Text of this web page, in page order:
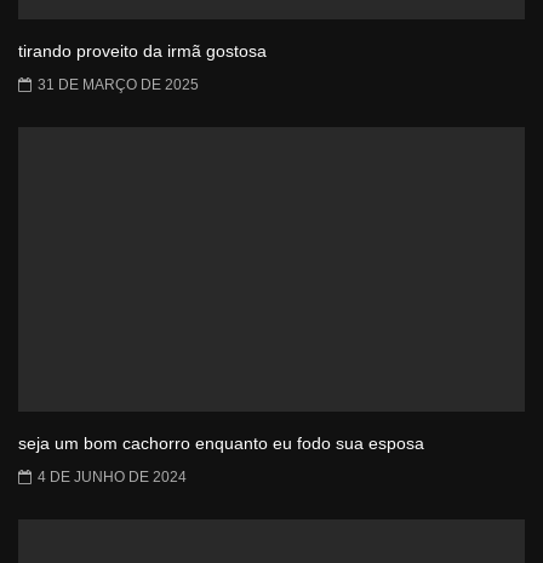
tirando proveito da irmã gostosa
31 DE MARÇO DE 2025
seja um bom cachorro enquanto eu fodo sua esposa
4 DE JUNHO DE 2024